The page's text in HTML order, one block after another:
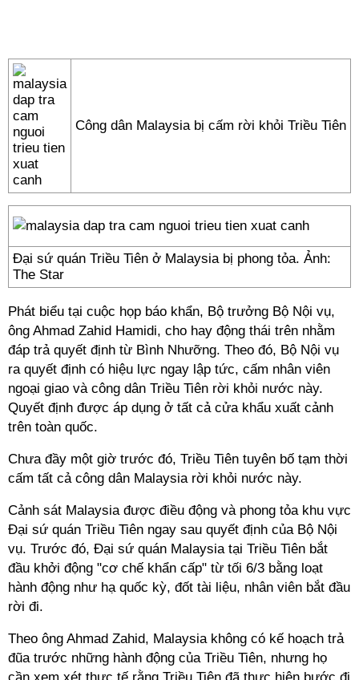
Công dân Malaysia bị cấm rời khỏi Triều Tiên
Đại sứ quán Triều Tiên ở Malaysia bị phong tỏa. Ảnh:
The Star
Phát biểu tại cuộc họp báo khẩn, Bộ trưởng Bộ Nội vụ,
ông Ahmad Zahid Hamidi, cho hay động thái trên nhằm
đáp trả quyết định từ Bình Nhưỡng. Theo đó, Bộ Nội vụ
ra quyết định có hiệu lực ngay lập tức, cấm nhân viên
ngoại giao và công dân Triều Tiên rời khỏi nước này.
Quyết định được áp dụng ở tất cả cửa khẩu xuất cảnh
trên toàn quốc.
Chưa đầy một giờ trước đó, Triều Tiên tuyên bố tạm thời
cấm tất cả công dân Malaysia rời khỏi nước này.
Cảnh sát Malaysia được điều động và phong tỏa khu vực
Đại sứ quán Triều Tiên ngay sau quyết định của Bộ Nội
vụ. Trước đó, Đại sứ quán Malaysia tại Triều Tiên bắt
đầu khởi động "cơ chế khẩn cấp" từ tối 6/3 bằng loạt
hành động như hạ quốc kỳ, đốt tài liệu, nhân viên bắt đầu
rời đi.
Theo ông Ahmad Zahid, Malaysia không có kế hoạch trả
đũa trước những hành động của Triều Tiên, nhưng họ